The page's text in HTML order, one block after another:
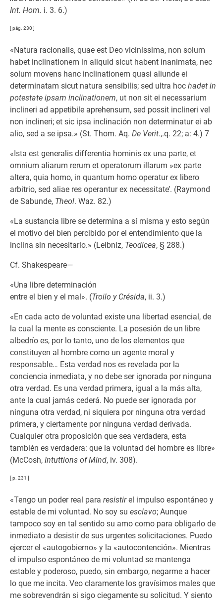
Int. Hom. i. 3. 6.)
[ pág. 230 ]
«Natura racionalis, quae est Deo vicinissima, non solum
habet inclinationem in aliquid sicut habent inanimata, nec
solum movens hanc inclinationem quasi aliunde ei
determinatam sicut natura sensibilis; sed ultra hoc hadet in
potestate ipsam inclinationem, ut non sit ei necessarium
inclineri ad appetibile aprehensum, sed possit inclineri vel
non inclineri; et sic ipsa inclinación non determinatur ei ab
alio, sed a se ipsa.» (St. Thom. Aq. De Verit.,.q. 22; a: 4.) 7
«Ista est generalis differentia hominis ex una parte, et
omnium aliarum rerum et operatorum illarum »ex parte
altera, quia homo, in quantum homo operatur ex libero
arbitrio, sed aliae res operantur ex necessitate’. (Raymond
de Sabunde, Theol. Waz. 82.)
«La sustancia libre se determina a sí misma y esto según
el motivo del bien percibido por el entendimiento que la
inclina sin necesitarlo.» (Leibniz, Teodicea, § 288.)
Cf. Shakespeare—
«Una libre determinación
entre el bien y el mal». (Troilo y Crésida, ii. 3.)
«En cada acto de voluntad existe una libertad esencial, de
la cual la mente es consciente. La posesión de un libre
albedrío es, por lo tanto, uno de los elementos que
constituyen al hombre como un agente moral y
responsable… Esta verdad nos es revelada por la
conciencia inmediata, y no debe ser ignorada por ninguna
otra verdad. Es una verdad primera, igual a la más alta,
ante la cual jamás cederá. No puede ser ignorada por
ninguna otra verdad, ni siquiera por ninguna otra verdad
primera, y ciertamente por ninguna verdad derivada.
Cualquier otra proposición que sea verdadera, esta
también es verdadera: que la voluntad del hombre es libre»
(McCosh, Intuttions of Mind, iv. 308).
[ p. 231 ]
«Tengo un poder real para resistirel impulso espontáneo y
estable de mi voluntad. No soy su esclavo; Aunque
tampoco soy en tal sentido su amo como para obligarlo de
inmediato a desistir de sus urgentes solicitaciones. Puedo
ejercer el «autogobierno» y la «autocontención». Mientras
el impulso espontáneo de mi voluntad se mantenga
estable y poderoso, puedo, sin embargo, negarme a hacer
lo que me incita. Veo claramente los gravísimos males que
me sobrevendrán si sigo ciegamente su solicitud. Y siento